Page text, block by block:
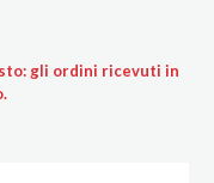
gli ordini ricevuti in